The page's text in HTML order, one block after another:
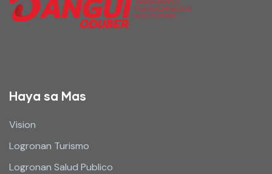
Haya sa Mas
Vision
Logronan Turismo
Logronan Salud Publico